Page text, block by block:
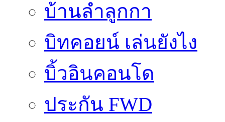
บ้านลำลูกกา
บิทคอยน์ เล่นยังไง
บิ้วอินคอนโด
ประกัน FWD